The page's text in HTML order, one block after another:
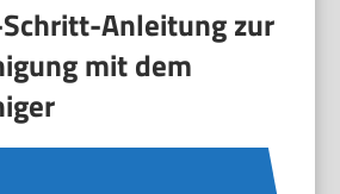
Anleitung zur
mit dem